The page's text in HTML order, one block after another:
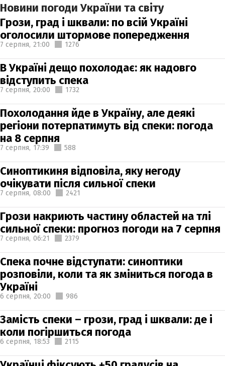
Новини погоди України та світу
Грози, град і шквали: по всій Україні
оголосили штормове попередження
7 серпня, 21:00 1276
В Україні дещо похолодає: як надовго
відступить спека
7 серпня, 20:00 1732
Похолодання йде в Україну, але деякі
регіони потерпатимуть від спеки: погода
на 8 серпня
7 серпня, 17:39 588
Синоптикиня відповіла, яку негоду
очікувати після сильної спеки
7 серпня, 08:00 2421
Грози накриють частину областей на тлі
сильної спеки: прогноз погоди на 7 серпня
7 серпня, 06:21 2379
Спека почне відступати: синоптики
розповіли, коли та як зміниться погода в
Україні
6 серпня, 20:00 986
Замість спеки – грози, град і шквали: де і
коли погіршиться погода
6 серпня, 18:53 2115